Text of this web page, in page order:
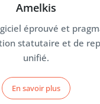
Amelkis
éprouvé et
statutaire et de
unifié.
En savoir plus